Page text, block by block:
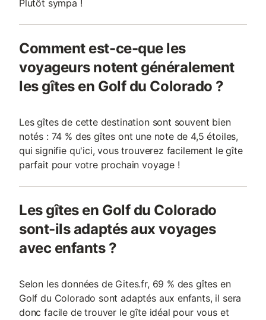
Plutôt sympa !
Comment est-ce-que les
voyageurs notent généralement
les gîtes en Golf du Colorado ?
Les gîtes de cette destination sont souvent bien
notés : 74 % des gîtes ont une note de 4,5 étoiles,
qui signifie qu'ici, vous trouverez facilement le gîte
parfait pour votre prochain voyage !
Les gîtes en Golf du Colorado
sont-ils adaptés aux voyages
avec enfants ?
Selon les données de Gites.fr, 69 % des gîtes en
Golf du Colorado sont adaptés aux enfants, il sera
donc facile de trouver le gîte idéal pour vous et